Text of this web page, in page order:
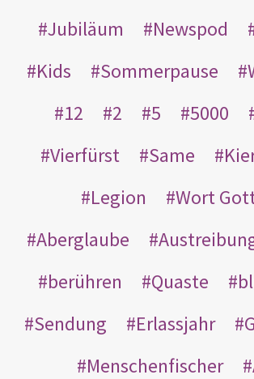
Jubiläum
Newspod
Kids
Sommerpause
12
2 5 5000
Vierfürst
Same
Legion
Wort
Aberglaube
berühren
Quaste
Sendung
Erlassjahr
Menschenfischer